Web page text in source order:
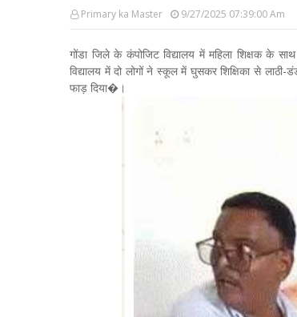
Primary ka Master 9/27/2025 07:39:00 Am
गोंडा जिले के कंपोजिट विद्यालय में महिला शिक्षक के
विद्यालय में दो लोगों ने स्कूल में घुसकर शिक्षिका से
फाड़ दिया�।